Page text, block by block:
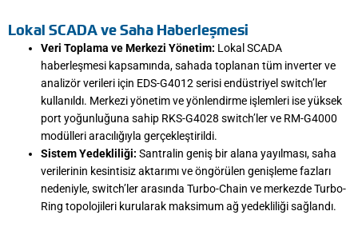
Lokal SCADA ve Saha Haberleşmesi
Veri Toplama ve Merkezi Yönetim: Lokal SCADA
haberleşmesi kapsamında, sahada toplanan tüm inverter ve
analizör verileri için EDS-G4012 serisi endüstriyel switch’ler
kullanıldı. Merkezi yönetim ve yönlendirme işlemleri ise yüksek
port yoğunluğuna sahip RKS-G4028 switch’ler ve RM-G4000
modülleri aracılığıyla gerçekleştirildi.
Sistem Yedekliliği: Santralin geniş bir alana yayılması, saha
verilerinin kesintisiz aktarımı ve öngörülen genişleme fazları
nedeniyle, switch’ler arasında Turbo-Chain ve merkezde Turbo-
Ring topolojileri kurularak maksimum ağ yedekliliği sağlandı.